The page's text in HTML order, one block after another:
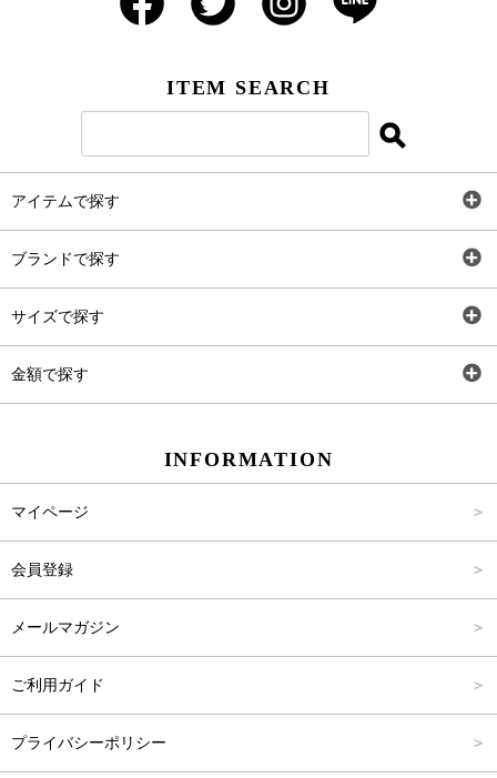
ITEM SEARCH
アイテムで探す
ブランドで探す
サイズで探す
金額で探す
INFORMATION
マイページ
会員登録
メールマガジン
ご利用ガイド
プライバシーポリシー